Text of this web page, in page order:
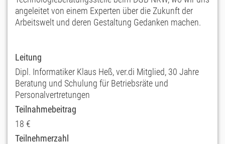
angeleitet von einem Experten über die Zukunft der
Arbeitswelt und deren Gestaltung Gedanken machen.
Leitung
Dipl. Informatiker Klaus Heß, ver.di Mitglied, 30 Jahre
Beratung und Schulung für Betriebsräte und
Personalvertretungen
Teilnahmebeitrag
18 €
Teilnehmerzahl